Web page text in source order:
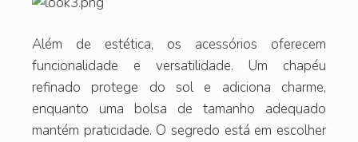
Além de estética, os acessórios oferecem
funcionalidade e versatilidade. Um chapéu
refinado protege do sol e adiciona charme,
enquanto uma bolsa de tamanho adequado
mantém praticidade. O segredo está em escolher